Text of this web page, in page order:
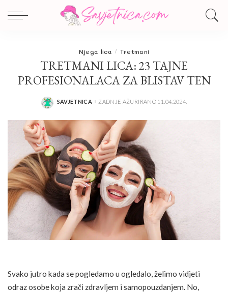
Njega lica Tretmani
TRETMANI LICA: 23 TAJNE
PROFESIONALACA ZA BLISTAV TEN
POSTED
SAVJETNICA ZADNJE AŽURIRANO 11.04.2024.
Svako jutro kada se pogledamo u ogledalo, želimo vidjeti
odraz osobe koja zrači zdravljem i samopouzdanjem. No,